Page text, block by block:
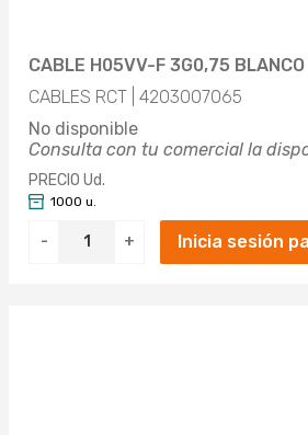
CABLE H05VV-F 3G0,75
CABLES RCT | 4203007065
No disponible
Consulta con tu comercial la
PRECIO Ud.
- +
1000 u.
Inicia sesión